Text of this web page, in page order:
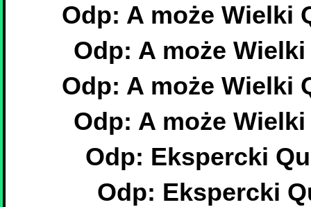
Odp: A może Wielki
Odp: A może
Odp: A może Wielki
Odp: A może
Odp: Ekspercki
Odp: Ekspercki